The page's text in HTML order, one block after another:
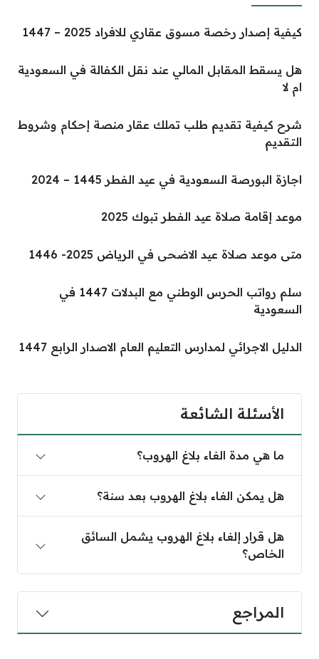
كيفية إصدار رخصة مسوق عقاري للافراد 2025 – 1447
هل يسقط المقابل المالي عند نقل الكفالة في السعودية
ام لا
شرح كيفية تقديم طلب تملك عقار منصة إحكام وشروط
التقديم
اجازة البورصة السعودية في عيد الفطر 1445 – 2024
موعد إقامة صلاة عيد الفطر تبوك 2025
متى موعد صلاة عيد الاضحى في الرياض 2025- 1446
سلم رواتب الحرس الوطني مع البدلات 1447 في
السعودية
الدليل الاجرائي لمدارس التعليم العام الاصدار الرابع 1447
الأسئلة الشائعة
ما هي مدة الغاء بلاغ الهروب؟
هل يمكن الغاء بلاغ الهروب بعد سنة؟
هل قرار إلغاء بلاغ الهروب يشمل السائق
الخاص؟
المراجع